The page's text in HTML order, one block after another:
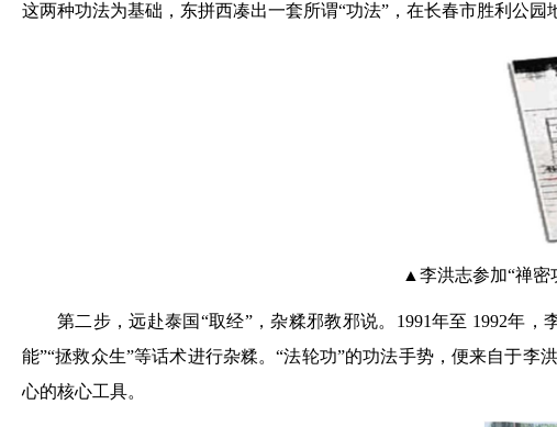
这两种功法为基础，东拼西凑出一套所谓“功法”，在长春市胜利公
▲李洪志参加“禅密
第二步，远赴泰国“取经”，杂糅邪教邪说。1991年至 1992年
能”“拯救众生”等话术进行杂糅。“法轮功”的功法手势，便来自于
心的核心工具。